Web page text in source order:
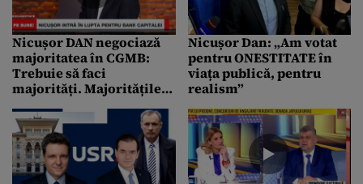
Nicușor DAN negociază
majoritatea în CGMB:
Trebuie să faci
majorități. Majoritățile
îți plac, alteori nu-ți plac
Nicușor Dan: „Am votat
pentru ONESTITATE în
viața publică, pentru
realism”